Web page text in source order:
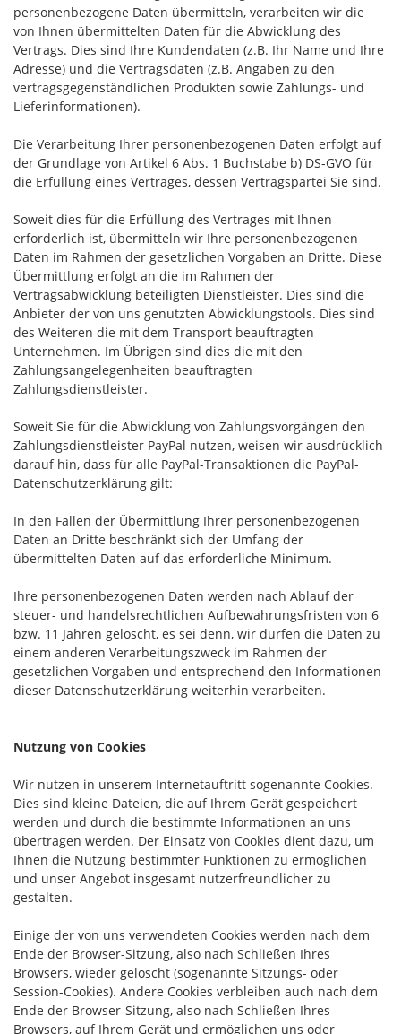
personenbezogene Daten übermitteln, verarbeiten wir die
von Ihnen übermittelten Daten für die Abwicklung des
Vertrags. Dies sind Ihre Kundendaten (z.B. Ihr Name und Ihre
Adresse) und die Vertragsdaten (z.B. Angaben zu den
vertragsgegenständlichen Produkten sowie Zahlungs- und
Lieferinformationen).
Die Verarbeitung Ihrer personenbezogenen Daten erfolgt auf
der Grundlage von Artikel 6 Abs. 1 Buchstabe b) DS-GVO für
die Erfüllung eines Vertrages, dessen Vertragspartei Sie sind.
Soweit dies für die Erfüllung des Vertrages mit Ihnen
erforderlich ist, übermitteln wir Ihre personenbezogenen
Daten im Rahmen der gesetzlichen Vorgaben an Dritte. Diese
Übermittlung erfolgt an die im Rahmen der
Vertragsabwicklung beteiligten Dienstleister. Dies sind die
Anbieter der von uns genutzten Abwicklungstools. Dies sind
des Weiteren die mit dem Transport beauftragten
Unternehmen. Im Übrigen sind dies die mit den
Zahlungsangelegenheiten beauftragten
Zahlungsdienstleister.
Soweit Sie für die Abwicklung von Zahlungsvorgängen den
Zahlungsdienstleister PayPal nutzen, weisen wir ausdrücklich
darauf hin, dass für alle PayPal-Transaktionen die PayPal-
Datenschutzerklärung gilt:
In den Fällen der Übermittlung Ihrer personenbezogenen
Daten an Dritte beschränkt sich der Umfang der
übermittelten Daten auf das erforderliche Minimum.
Ihre personenbezogenen Daten werden nach Ablauf der
steuer- und handelsrechtlichen Aufbewahrungsfristen von 6
bzw. 11 Jahren gelöscht, es sei denn, wir dürfen die Daten zu
einem anderen Verarbeitungszweck im Rahmen der
gesetzlichen Vorgaben und entsprechend den Informationen
dieser Datenschutzerklärung weiterhin verarbeiten.
Nutzung von Cookies
Wir nutzen in unserem Internetauftritt sogenannte Cookies.
Dies sind kleine Dateien, die auf Ihrem Gerät gespeichert
werden und durch die bestimmte Informationen an uns
übertragen werden. Der Einsatz von Cookies dient dazu, um
Ihnen die Nutzung bestimmter Funktionen zu ermöglichen
und unser Angebot insgesamt nutzerfreundlicher zu
gestalten.
Einige der von uns verwendeten Cookies werden nach dem
Ende der Browser-Sitzung, also nach Schließen Ihres
Browsers, wieder gelöscht (sogenannte Sitzungs- oder
Session-Cookies). Andere Cookies verbleiben auch nach dem
Ende der Browser-Sitzung, also nach Schließen Ihres
Browsers, auf Ihrem Gerät und ermöglichen uns oder